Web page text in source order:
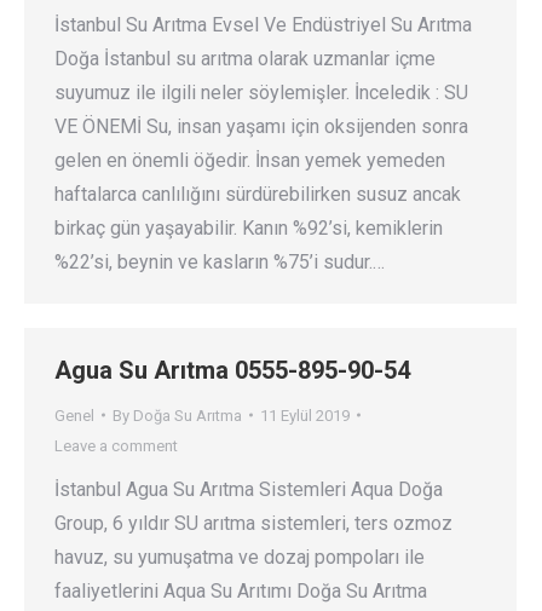
İstanbul Su Arıtma Evsel Ve Endüstriyel Su Arıtma
Doğa İstanbul su arıtma olarak uzmanlar içme
suyumuz ile ilgili neler söylemişler. İnceledik : SU
VE ÖNEMİ Su, insan yaşamı için oksijenden sonra
gelen en önemli öğedir. İnsan yemek yemeden
haftalarca canlılığını sürdürebilirken susuz ancak
birkaç gün yaşayabilir. Kanın %92’si, kemiklerin
%22’si, beynin ve kasların %75’i sudur.…
Agua Su Arıtma 0555-895-90-54
Genel By Doğa Su Arıtma
11 Eylül 2019
Leave a comment
İstanbul Agua Su Arıtma Sistemleri Aqua Doğa
Group, 6 yıldır SU arıtma sistemleri, ters ozmoz
havuz, su yumuşatma ve dozaj pompoları ile
faaliyetlerini Aqua Su Arıtımı Doğa Su Arıtma